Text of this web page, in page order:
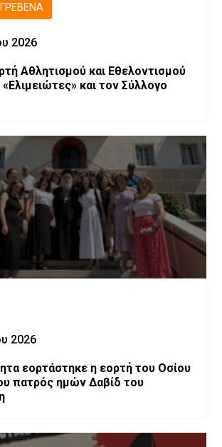
ΓΡΕΒΕΝΆ
2026
Αθλητισμού και Εθελοντισμού
και τον Σύλλογο
2026
εορτάστηκε η εορτή του Οσίου
πατρός ημών Δαβίδ του